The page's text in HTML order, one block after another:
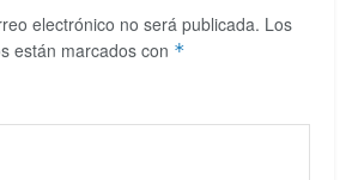
electrónico no será publicada. Los
están marcados con *